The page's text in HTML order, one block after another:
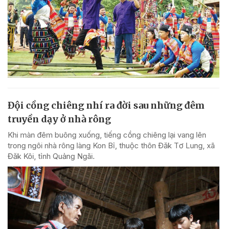
Đội cồng chiêng nhí ra đời sau những đêm
truyền dạy ở nhà rông
Khi màn đêm buông xuống, tiếng cồng chiêng lại vang lên
trong ngôi nhà rông làng Kon Bỉ, thuộc thôn Đăk Tơ Lung, xã
Đăk Kôi, tỉnh Quảng Ngãi.